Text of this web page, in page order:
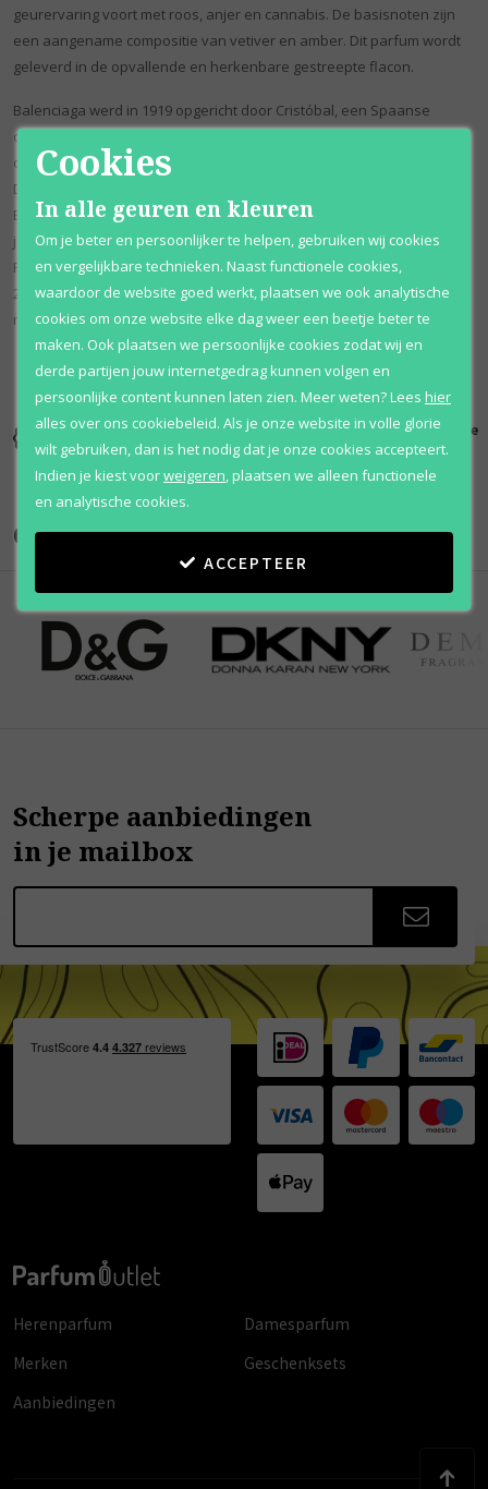
geurervaring voort met roos, anjer en cannabis. De basisnoten zijn
een aangename compositie van vetiver en amber. Dit parfum wordt
geleverd in de opvallende en herkenbare gestreepte flacon.
Balenciaga werd in 1919 opgericht door Cristóbal, een Spaanse
ontwerper. Hij ontwikkelde een reputatie als perfectionist en zou de
ontwerpen van zijn kleding pushen tot 1968, toen hij zijn bedrijf sloot.
De rechten op het bedrijf werden in 1986 overgenomen door Jacques
Bogart S.A, maar vandaag berust het eigendom bij Kering. Door de
jaren heen werd het merk gedragen door Jackie Kennedy, koningin
Fabiola van België, Nicole Kidman en Jennifer Connelly. In oktober
2015 werd bekend dat Demna Gvasalia de Creative Director van het
merk zou worden.
Kortingen
tot wel 70%
Al 12 jaar
voordelig
100% originele
parfums
Onze merken
Scherpe aanbiedingen
in je mailbox
Herenparfum
Damesparfum
Merken
Geschenksets
Aanbiedingen
Cookies
In alle geuren en kleuren
Om je beter en persoonlijker te helpen, gebruiken wij cookies
en vergelijkbare technieken. Naast functionele cookies,
waardoor de website goed werkt, plaatsen we ook analytische
cookies om onze website elke dag weer een beetje beter te
maken. Ook plaatsen we persoonlijke cookies zodat wij en
derde partijen jouw internetgedrag kunnen volgen en
persoonlijke content kunnen laten zien. Meer weten?Lees hier
alles over ons cookiebeleid. Als je onze website in volle glorie
wilt gebruiken, dan is het nodig dat je onze cookies accepteert.
Indien je kiest voorweigeren plaatsen we alleen functionele
en analytische cookies.
ACCEPTEER